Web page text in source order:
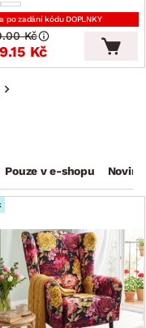
po zadání kódu DOPLNKY
Kč
Kč
Pouze v e-shopu